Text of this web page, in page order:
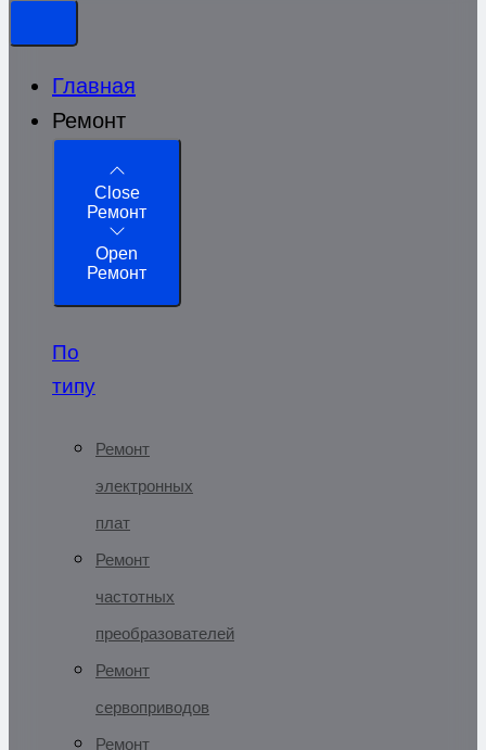
Главная
Ремонт
Close
Ремонт
Open
Ремонт
По
типу
Ремонт
электронных
плат
Ремонт
частотных
преобразователей
Ремонт
сервоприводов
Ремонт